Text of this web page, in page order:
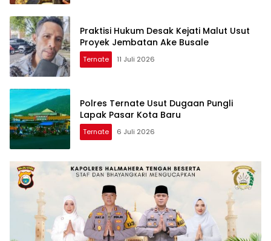
Praktisi Hukum Desak Kejati Malut Usut
Proyek Jembatan Ake Busale
Ternate 11 Juli 2026
Polres Ternate Usut Dugaan Pungli
Lapak Pasar Kota Baru
Ternate 6 Juli 2026